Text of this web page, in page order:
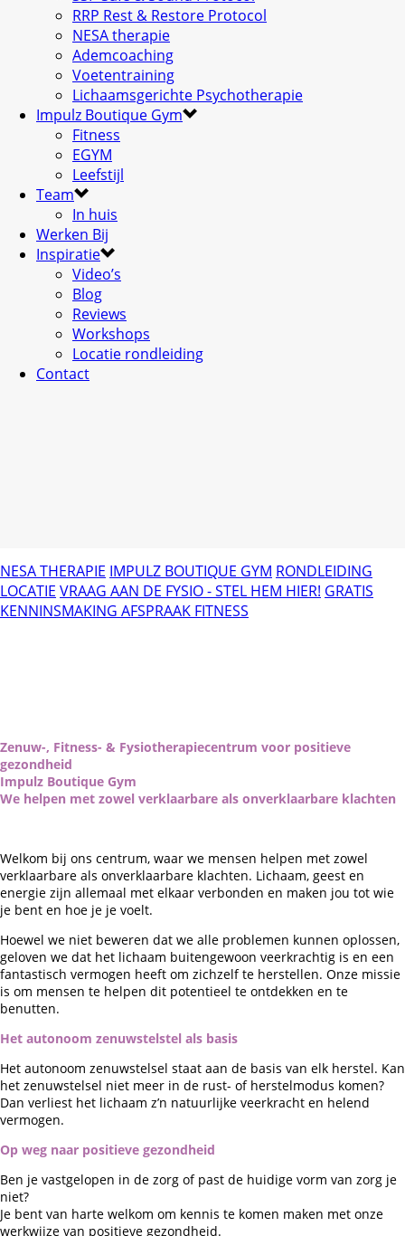
RRP Rest & Restore Protocol
NESA therapie
Ademcoaching
Voetentraining
Lichaamsgerichte Psychotherapie
Impulz Boutique Gym
Fitness
EGYM
Leefstijl
Team
In huis
Werken Bij
Inspiratie
Video’s
Blog
Reviews
Workshops
Locatie rondleiding
Contact
NESA THERAPIE IMPULZ BOUTIQUE GYM RONDLEIDING
LOCATIE VRAAG AAN DE FYSIO - STEL HEM HIER! GRATIS
KENNINSMAKING AFSPRAAK FITNESS
Zenuw-, Fitness- & Fysiotherapiecentrum voor positieve
gezondheid
Impulz Boutique Gym
We helpen met zowel verklaarbare als onverklaarbare klachten
Welkom bij ons centrum, waar we mensen helpen met zowel
verklaarbare als onverklaarbare klachten. Lichaam, geest en
energie zijn allemaal met elkaar verbonden en maken jou tot wie
je bent en hoe je je voelt.
Hoewel we niet beweren dat we alle problemen kunnen oplossen,
geloven we dat het lichaam buitengewoon veerkrachtig is en een
fantastisch vermogen heeft om zichzelf te herstellen. Onze missie
is om mensen te helpen dit potentieel te ontdekken en te
benutten.
Het autonoom zenuwstelstel als basis
Het autonoom zenuwstelsel staat aan de basis van elk herstel. Kan
het zenuwstelsel niet meer in de rust- of herstelmodus komen?
Dan verliest het lichaam z’n natuurlijke veerkracht en helend
vermogen.
Op weg naar positieve gezondheid
Ben je vastgelopen in de zorg of past de huidige vorm van zorg je
niet?
Je bent van harte welkom om kennis te komen maken met onze
werkwijze van positieve gezondheid.